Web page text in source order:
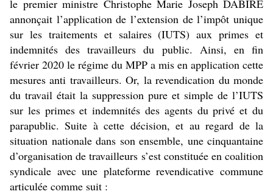
le premier ministre Christophe Marie Joseph DABIRE
annonçait l’application de l’extension de l’impôt unique
sur les traitements et salaires (IUTS) aux primes et
indemnités des travailleurs du public. Ainsi, en fin
février 2020 le régime du MPP a mis en application cette
mesures anti travailleurs. Or, la revendication du monde
du travail était la suppression pure et simple de l’IUTS
sur les primes et indemnités des agents du privé et du
parapublic. Suite à cette décision, et au regard de la
situation nationale dans son ensemble, une cinquantaine
d’organisation de travailleurs s’est constituée en coalition
syndicale avec une plateforme revendicative commune
articulée comme suit :